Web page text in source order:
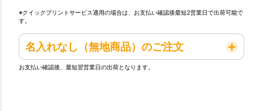
※クイックプリントサービス適用の場合は、お支払い確認後最短2営業日で出荷可能で
す。
名入れなし（無地商品）のご注文
お支払い確認後、最短翌営業日の出荷となります。